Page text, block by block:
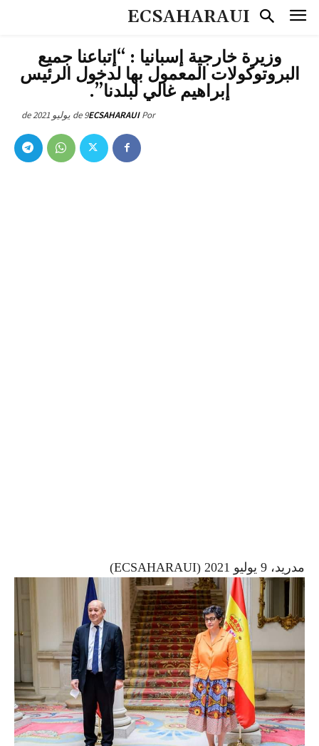
ECSAHARAUI
وزيرة خارجية إسبانيا : “إتباعنا جميع
البروتوكولات المعمول بها لدخول الرئيس
إبراهيم غالي لبلدنا”.
Por
ECSAHARAUI9 de يوليو de 2021
مدريد، 9 يوليو 2021 (ECSAHARAUI)